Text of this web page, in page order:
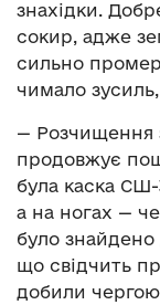
знахідки.
сокир, адже
сильно
чимало
— Розчищення
продовжує
була каска
а на ногах —
було знайдено
що свідчить
добили чергою